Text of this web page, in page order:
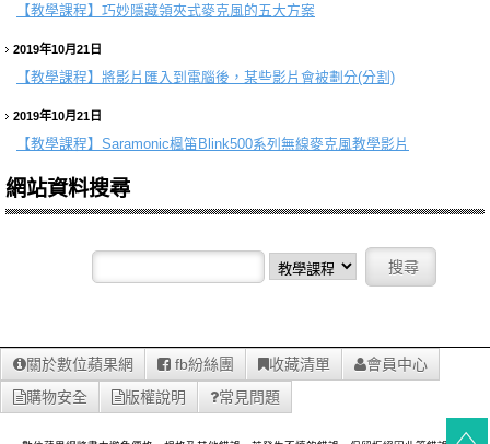
【教學課程】 巧妙隱藏領夾式麥克風的五大方案
2019年10月21日
【教學課程】 將影片匯入到電腦後，某些影片會被劃分(分割)
2019年10月21日
【教學課程】 Saramonic楓笛Blink500系列無線麥克風教學影片
網站資料搜尋
關於數位蘋果網 fb紛絲團 收藏清單
會員中心
購物安全
版權說明 常見問題